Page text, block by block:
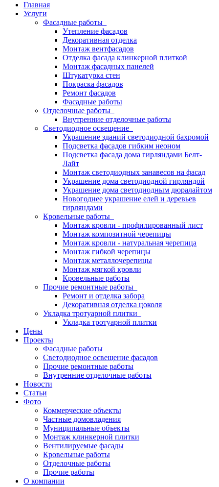
Главная
Услуги
Фасадные работы
Утепление фасадов
Декоративная отделка
Монтаж вентфасадов
Отделка фасада клинкерной плиткой
Монтаж фасадных панелей
Штукатурка стен
Покраска фасадов
Ремонт фасадов
Фасадные работы
Отделочные работы
Внутренние отделочные работы
Светодиодное освещение
Украшение зданий светодиодной бахромой
Подсветка фасадов гибким неоном
Подсветка фасада дома гирляндами Белт-
Лайт
Монтаж светодиодных занавесов на фасад
Украшение дома светодиодной гирляндой
Украшение дома светодиодным дюралайтом
Новогоднее украшение елей и деревьев
гирляндами
Кровельные работы
Монтаж кровли - профилированный лист
Монтаж композитной черепицы
Монтаж кровли - натуральная черепица
Монтаж гибкой черепицы
Монтаж металлочерепицы
Монтаж мягкой кровли
Кровельные работы
Прочие ремонтные работы
Ремонт и отделка забора
Декоративная отделка цоколя
Укладка тротуарной плитки
Укладка тротуарной плитки
Цены
Проекты
Фасадные работы
Светодиодное освещение фасадов
Прочие ремонтные работы
Внутренние отделочные работы
Новости
Статьи
Фото
Коммерческие объекты
Частные домовладения
Муниципальные объекты
Монтаж клинкерной плитки
Вентилируемые фасады
Кровельные работы
Отделочные работы
Прочие работы
О компании